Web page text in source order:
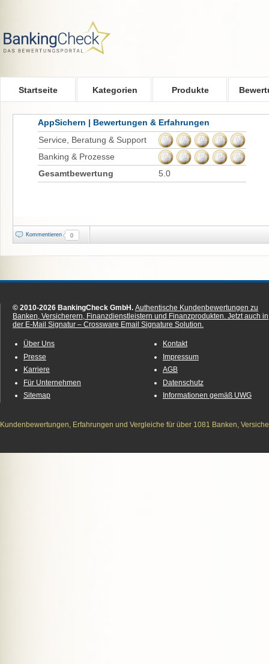
Startseite Kategorien Produkte
AppSichern | Bewertungen & Erfahrungen
Service, Beratung & Support
Banking & Prozesse
Gesamtbewertung
5.0
Kommentieren 0
© 2010-2026 BankingCheck GmbH. Authentische Kundenbewertungen zu
Banken, Versicherern, Finanzdienstleistern und Finanzprodukten. Jetzt auch in
der E-Mail Signatur – Crossware Email Signature Solution.
Über Uns
Presse
Karriere
Für Unternehmen
Sitemap
Kontakt
Impressum
AGB
Datenschutz
Informationen gemäß UWG
Kundenbewertungen, Erfahrungen und Vergleiche für über 1081 Banken,